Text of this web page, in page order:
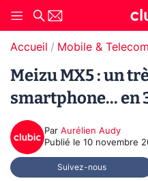
Accueil Mobile & Telecom
Meizu MX5 : un
smartphone... en
Par Aurélien Audy
Publié le 10 novembre
Suivez-nous